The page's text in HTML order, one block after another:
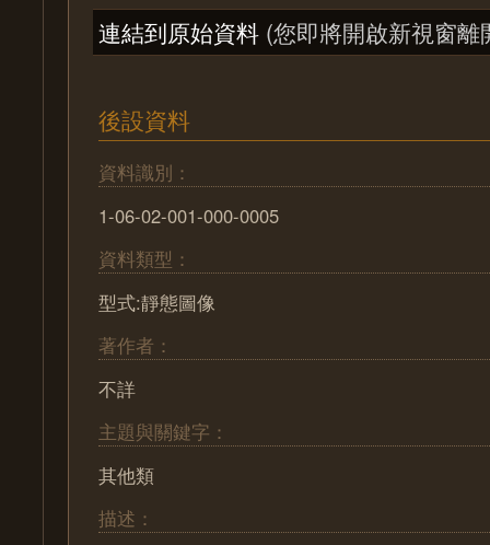
連結到原始資料 (您即將開啟新視窗離
後設資料
資料識別：
1-06-02-001-000-0005
資料類型：
型式:靜態圖像
著作者：
不詳
主題與關鍵字：
其他類
描述：